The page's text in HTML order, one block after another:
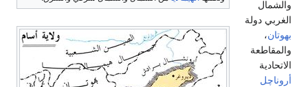
والشمال
الغربي دولة
بهوتان،
والمقاطعة
الاتحادية
أروناچل